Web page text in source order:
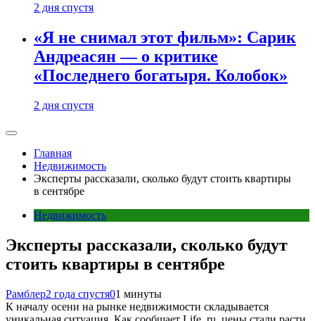
2 дня спустя
«Я не снимал этот фильм»: Сарик
Андреасян — о критике
«Последнего богатыря. Колобок»
2 дня спустя
Главная
Недвижимость
Эксперты рассказали, сколько будут стоить квартиры
в сентябре
Недвижимость
Эксперты рассказали, сколько будут
стоить квартиры в сентябре
Рамблер2 года спустя01 минуты
К началу осени на рынке недвижимости складывается